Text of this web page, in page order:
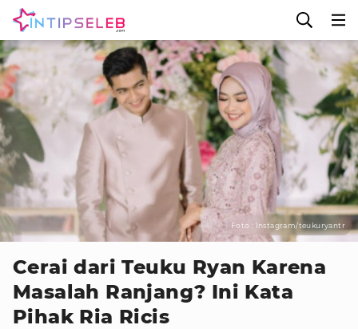
Foto : Instagram/teukuryantr
Cerai dari Teuku Ryan Karena
Masalah Ranjang? Ini Kata
Pihak Ria Ricis